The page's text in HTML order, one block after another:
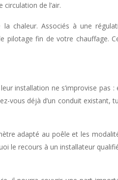
de l’air.
chaleur. Associés à une
fin de votre chauffage.
installation ne s’improvise pas :
vous déjà d’un conduit existant,
adapté au poêle et les
le recours à un installateur